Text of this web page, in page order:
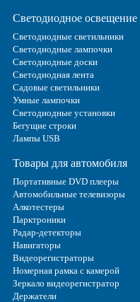
Светодиодное освещение
Светодиодные светильники
Светодиодные лампочки
Светодиодные доски
Светодиодная лента
Садовые светильники
Умные лампочки
Светодиодные установки
Бегущие строки
Лампы USB
Товары для автомобиля
Портативные DVD плееры
Автомобильные телевизоры
Алкотестеры
Парктроники
Радар-детекторы
Навигаторы
Видеорегистраторы
Номерная рамка с камерой
Зеркало видеорегистратор
Держатели